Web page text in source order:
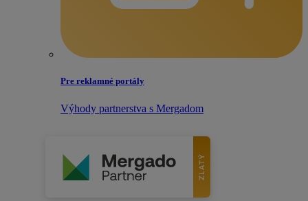
Pre reklamné portály
Výhody partnerstva s Mergadom